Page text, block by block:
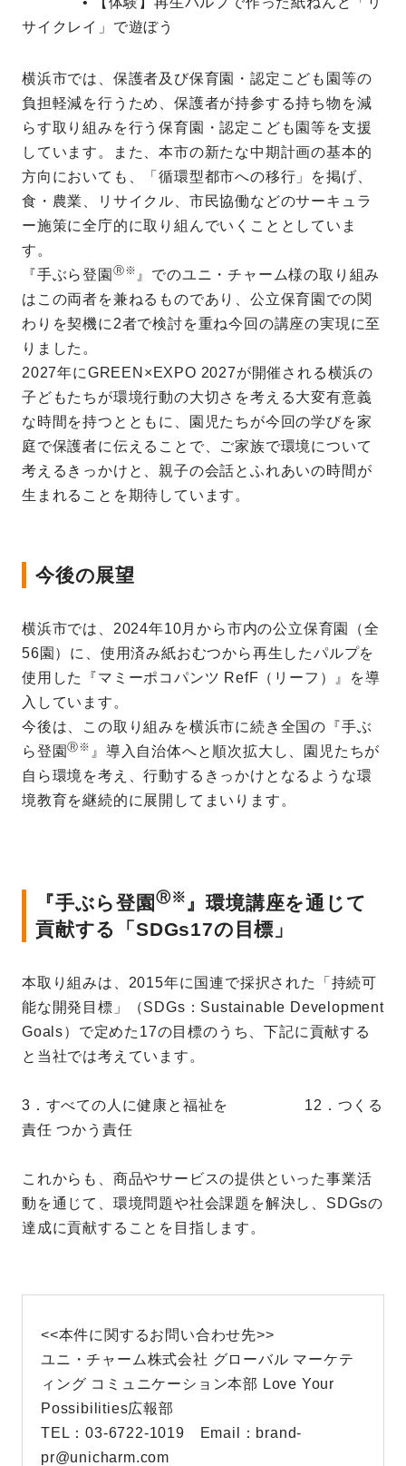
サイクレイ」で遊ぼう
横浜市では、保護者及び保育園・認定こども園等の
負担軽減を行うため、保護者が持参する持ち物を減
らす取り組みを行う保育園・認定こども園等を支援
しています。また、本市の新たな中期計画の基本的
方向においても、「循環型都市への移行」を掲げ、
食・農業、リサイクル、市民協働などのサーキュラ
ー施策に全庁的に取り組んでいくこととしていま
す。
『手ぶら登園 Ⓡ※ 』 でのユニ・チャーム様の取り組み
はこの両者を兼ねるものであり、公立保育園での関
わりを契機に2者で検討を重ね今回の講座の実現に至
りました。
2027年にGREEN×EXPO 2027が開催される横浜の
子どもたちが環境行動の大切さを考える大変有意義
な時間を持つとともに、園児たちが今回の学びを家
庭で保護者に伝えることで、ご家族で環境について
考えるきっかけと、親子の会話とふれあいの時間が
生まれることを期待しています。
今後の展望
横浜市では、2024年10月から市内の公立保育園（全
56園）に、使用済み紙おむつから再生したパルプを
使用した『マミーポコパンツ RefF（リーフ）』を導
入しています。
今後は、この取り組みを横浜市に続き全国の『手ぶ
ら登園Ⓡ※ 』導入自治体へと順次拡大し、園児たちが
自ら環境を考え、行動するきっかけとなるような環
境教育を継続的に展開してまいります。
『手ぶら登園 Ⓡ※』環境講座を通じて
貢献する「SDGs17の目標」
本取り組みは、2015年に国連で採択された「持続可
能な開発目標」（SDGs：Sustainable Development
Goals）で定めた17の目標のうち、下記に貢献する
と当社では考えています。
3．すべての人に健康と福祉を 12．つくる
責任 つかう責任
これからも、商品やサービスの提供といった事業活
動を通じて、環境問題や社会課題を解決し、SDGsの
達成に貢献することを目指します。
<<本件に関するお問い合わせ先>>
ユニ・チャーム株式会社 グローバル マーケテ
ィング コミュニケーション本部 Love Your
Possibilities広報部
TEL：03-6722-1019 Email：brand-
pr@unicharm.com